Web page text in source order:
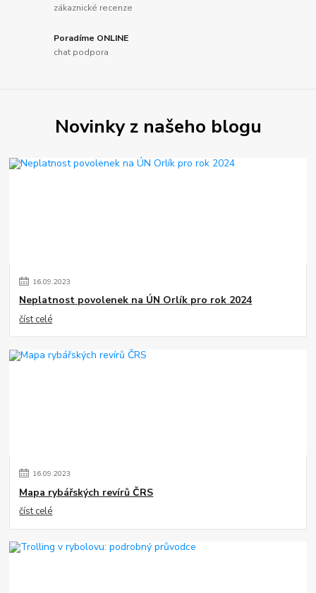
zákaznické recenze
Poradíme ONLINE
chat podpora
Novinky z našeho blogu
16.09.2023
Neplatnost povolenek na ÚN Orlík pro rok 2024
číst celé
16.09.2023
Mapa rybářských revírů ČRS
číst celé